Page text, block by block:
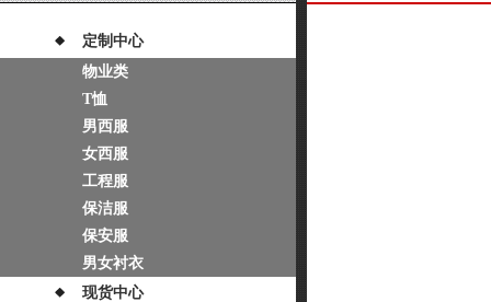
定制中心
物业类
T恤
男西服
女西服
工程服
保洁服
保安服
男女衬衣
现货中心